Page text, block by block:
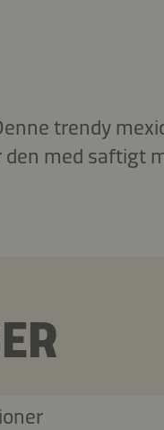
trendy
med saftigt